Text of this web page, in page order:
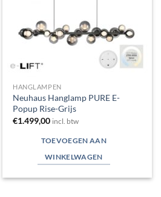
HANGLAMPEN
Neuhaus Hanglamp PURE E-
Popup Rise-Grijs
€1.499,00 incl. btw
TOEVOEGEN AAN
WINKELWAGEN